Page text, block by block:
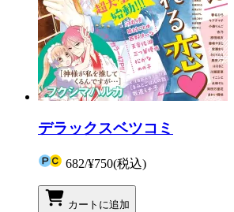
デラックスベツコミ
682/¥750(税込)
カートに追加